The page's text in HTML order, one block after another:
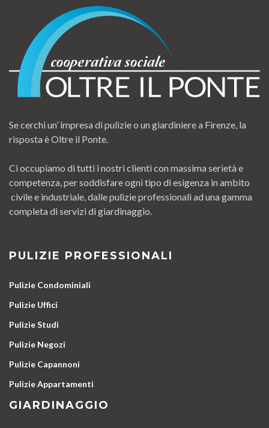
Se cerchi un’ impresa di pulizie o un giardiniere a Firenze, la
risposta è Oltre il Ponte.
Ci occupiamo di tutti i nostri clienti con massima serietà e
competenza, per soddisfare ogni tipo di esigenza in ambito
civile e industriale, dalle pulizie professionali ad una gamma
completa di servizi di giardinaggio.
PULIZIE PROFESSIONALI
Pulizie Condominiali
Pulizie Uffici
Pulizie Studi
Pulizie Negozi
Pulizie Capannoni
Pulizie Appartamenti
GIARDINAGGIO